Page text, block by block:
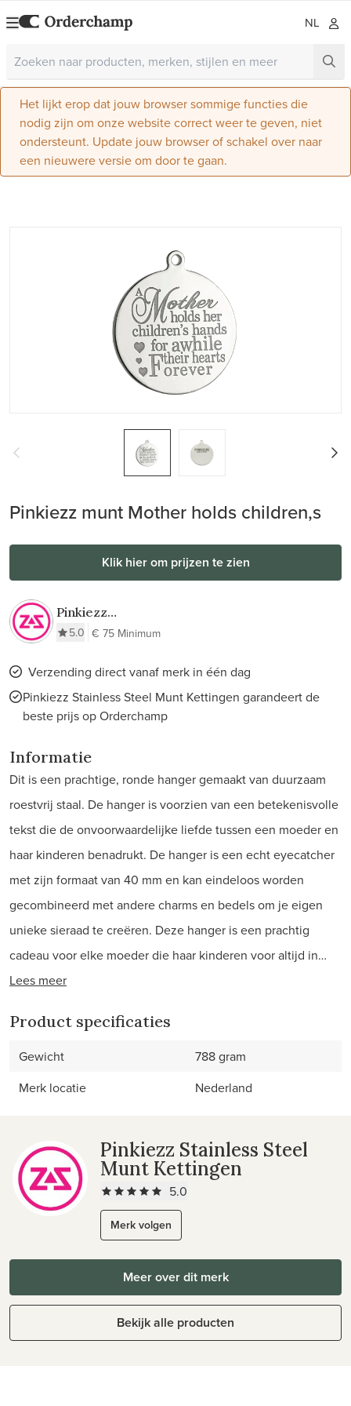
NL
Het lijkt erop dat jouw browser sommige functies die
nodig zijn om onze website correct weer te geven, niet
ondersteunt. Update jouw browser of schakel over naar
een nieuwere versie om door te gaan.
Pinkiezz munt Mother holds children,s
Klik hier om prijzen te zien
Pinkiezz
Stainless Steel
5.0 € 75 Minimum
Verzending direct vanaf merk in één dag
Pinkiezz Stainless Steel Munt Kettingen garandeert de
beste prijs op Orderchamp
Informatie
Dit is een prachtige, ronde hanger gemaakt van duurzaam
roestvrij staal. De hanger is voorzien van een betekenisvolle
tekst die de onvoorwaardelijke liefde tussen een moeder en
haar kinderen benadrukt. De hanger is een echt eyecatcher
met zijn formaat van 40 mm en kan eindeloos worden
gecombineerd met andere charms en bedels om je eigen
unieke sieraad te creëren. Deze hanger is een prachtig
cadeau voor elke moeder die haar kinderen voor altijd in…
Lees meer
Product specificaties
Gewicht
788 gram
Merk locatie
Nederland
Pinkiezz Stainless Steel
Munt Kettingen
5.0
Merk volgen
Meer over dit merk
Bekijk alle producten